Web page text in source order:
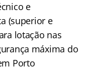
e
(superior e
lotação nas
máxima do
Porto